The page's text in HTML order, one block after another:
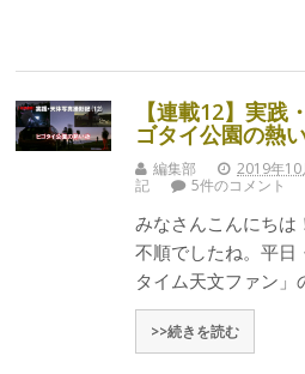
【連載12】実践
ゴタイ公園の熱
編集部 2019年10
記
5件のコメント
みなさんこんにちは
不順でしたね。平日
タイム天文ファン
>>続きを読む